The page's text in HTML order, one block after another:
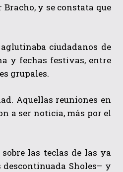
Bracho, y se constata que
ciudadanos de
y fechas festivas, entre
grupales.
Aquellas reuniones en
a ser noticia, más por el
las teclas de las ya
Sholes– y